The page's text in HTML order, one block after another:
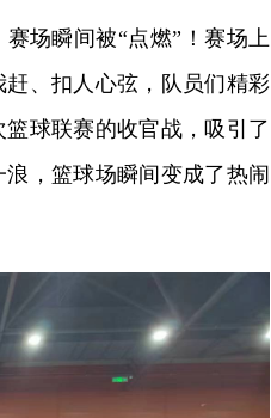
场瞬间被“点燃”！赛场上
、扣人心弦，队员们精彩
球联赛的收官战，吸引了
，篮球场瞬间变成了热闹